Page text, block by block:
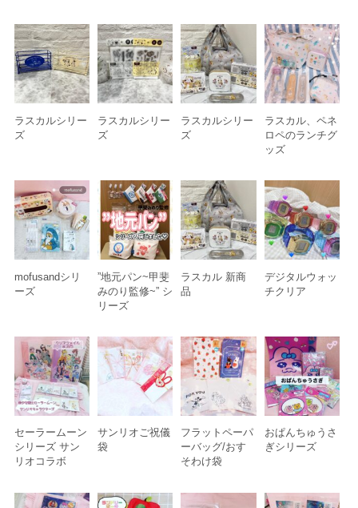
ラスカルシリー
ズ
ラスカルシリー
ズ
ラスカルシリー
ズ
ラスカル、ペネ
ロペのランチグ
ッズ
mofusandシリ
ーズ
”地元パン~甲斐
みのり監修~” シ
リーズ
ラスカル 新商
品
デジタルウォッ
チクリア
セーラームーン
シリーズ サン
リオコラボ
サンリオご祝儀
袋
フラットペーパ
ーバッグ/おす
そわけ袋
おぱんちゅうさ
ぎシリーズ